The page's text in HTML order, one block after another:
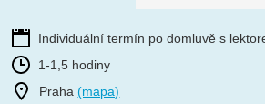
Individuální termín po domluvě s
1-1,5 hodiny
Praha(mapa)